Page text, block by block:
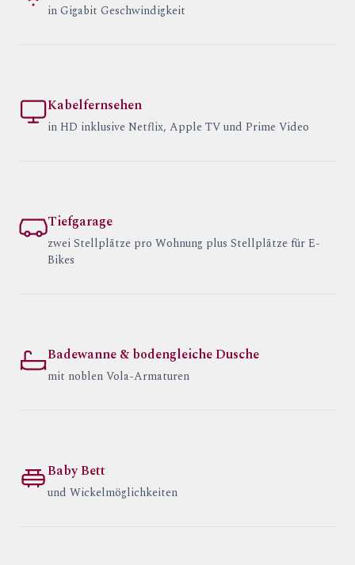
in Gigabit Geschwindigkeit
Kabelfernsehen
in HD inklusive Netflix, Apple TV und Prime Video
Tiefgarage
zwei Stellplätze pro Wohnung plus Stellplätze für E-
Bikes
Badewanne & bodengleiche Dusche
mit noblen Vola-Armaturen
Baby Bett
und Wickelmöglichkeiten